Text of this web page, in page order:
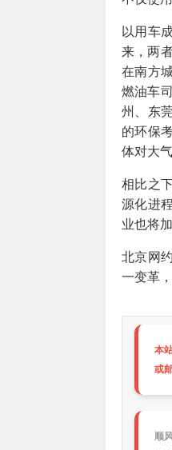
以用车
来，两
在南方
燃油车
州、东
的环保
体对大
相比之
源化进
业也将
北京网
一变革
本
或
顺